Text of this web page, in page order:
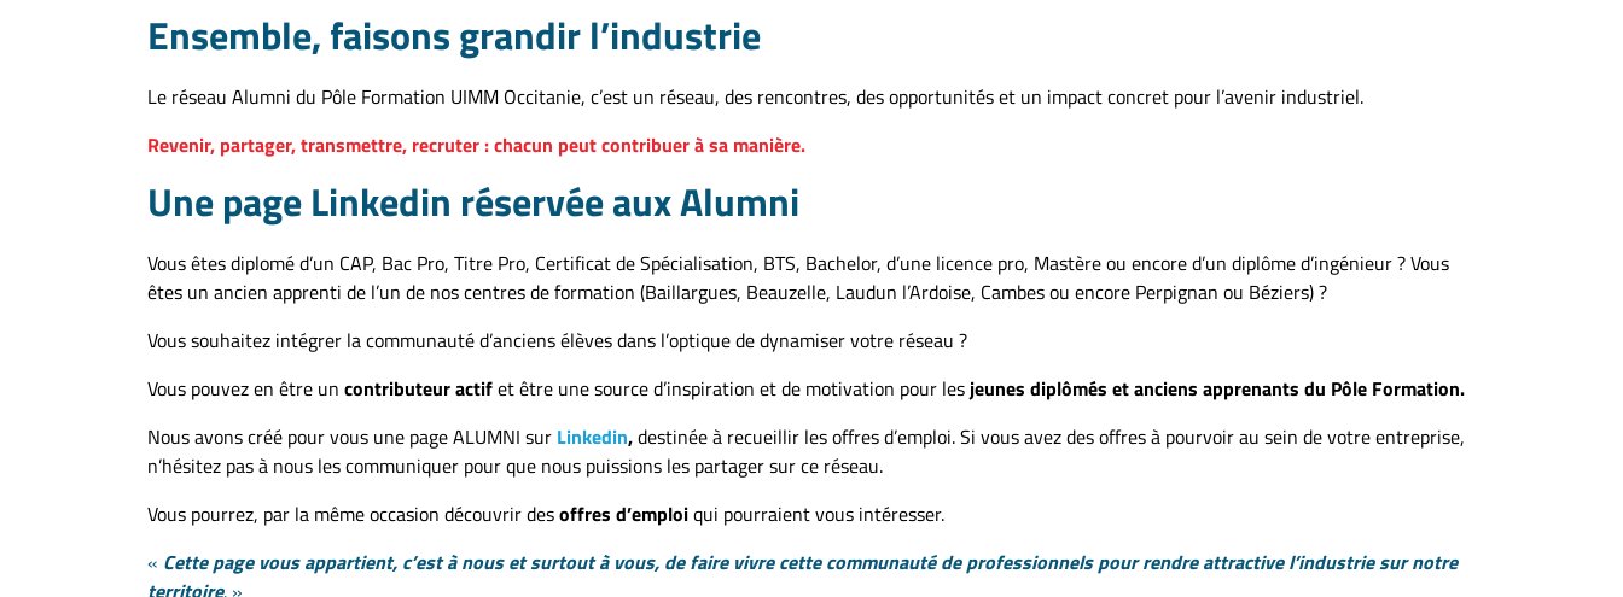
Ensemble, faisons grandir l’industrie
Le réseau Alumni du Pôle Formation UIMM Occitanie, c’est un réseau, des rencontres, des opportunités et un impact concret pour l’avenir industriel.
Revenir, partager, transmettre, recruter : chacun peut contribuer à sa manière.
Une page Linkedin réservée aux Alumni
Vous êtes diplomé d’un CAP, Bac Pro, Titre Pro, Certificat de Spécialisation, BTS, Bachelor, d’une licence pro, Mastère ou encore d’un diplôme d’ingénieur ? Vous
êtes un ancien apprenti de l’un de nos centres de formation (Baillargues, Beauzelle, Laudun l’Ardoise, Cambes ou encore Perpignan ou Béziers) ?
Vous souhaitez intégrer la communauté d’anciens élèves dans l’optique de dynamiser votre réseau ?
Vous pouvez en être un contributeur actifet être une source d’inspiration et de motivation pour les jeunes diplômés et anciens apprenants du Pôle Formation.
Nous avons créé pour vous une page ALUMNI sur Linkedin,destinée à recueillir les offres d’emploi. Si vous avez des offres à pourvoir au sein de votre entreprise,
n’hésitez pas à nous les communiquer pour que nous puissions les partager sur ce réseau.
Vous pourrez, par la même occasion découvrir desoffres d’emploiqui pourraient vous intéresser.
« Cette page vous appartient, c’est à nous et surtout à vous, de faire vivre cette communauté de professionnels pour rendre attractive l’industrie sur notre
territoire. »